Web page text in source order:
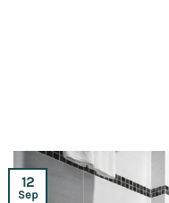
12
Sep